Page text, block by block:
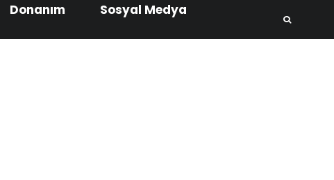
Donanım
Sosyal Medya